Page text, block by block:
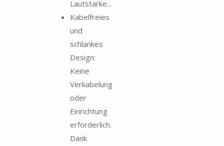
Lautstärke...
Kabelfreies
und
schlankes
Design:
Keine
Verkabelung
oder
Einrichtung
erforderlich.
Dank